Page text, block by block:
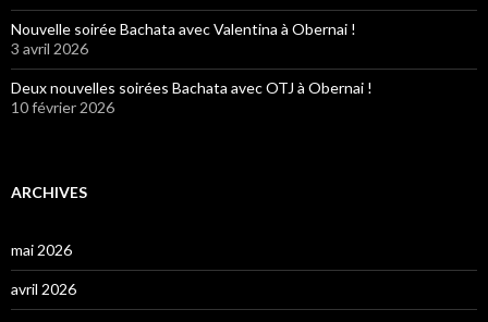
Nouvelle soirée Bachata avec Valentina à Obernai !
3 avril 2026
Deux nouvelles soirées Bachata avec OTJ à Obernai !
10 février 2026
ARCHIVES
mai 2026
avril 2026